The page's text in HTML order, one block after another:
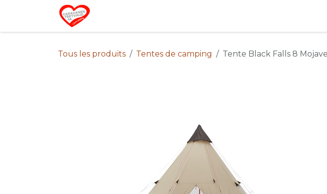
Se rendre au contenu
Tous les produits Tentes de camping Tente Black Falls 8